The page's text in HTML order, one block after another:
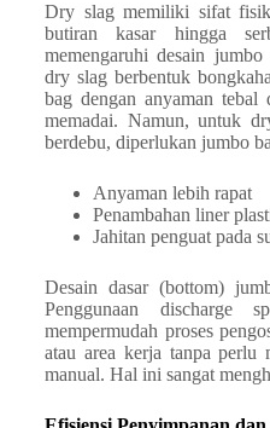
Dry slag memiliki sifat
butiran kasar hingga
memengaruhi desain
dry slag berbentuk
bag dengan anyaman
memadai. Namun, untuk
berdebu, diperlukan jumbo
Anyaman lebih rapat
Penambahan liner
Jahitan penguat pada
Desain dasar (bottom)
Penggunaan discharge
mempermudah proses
atau area kerja tanpa perlu
manual. Hal ini sangat